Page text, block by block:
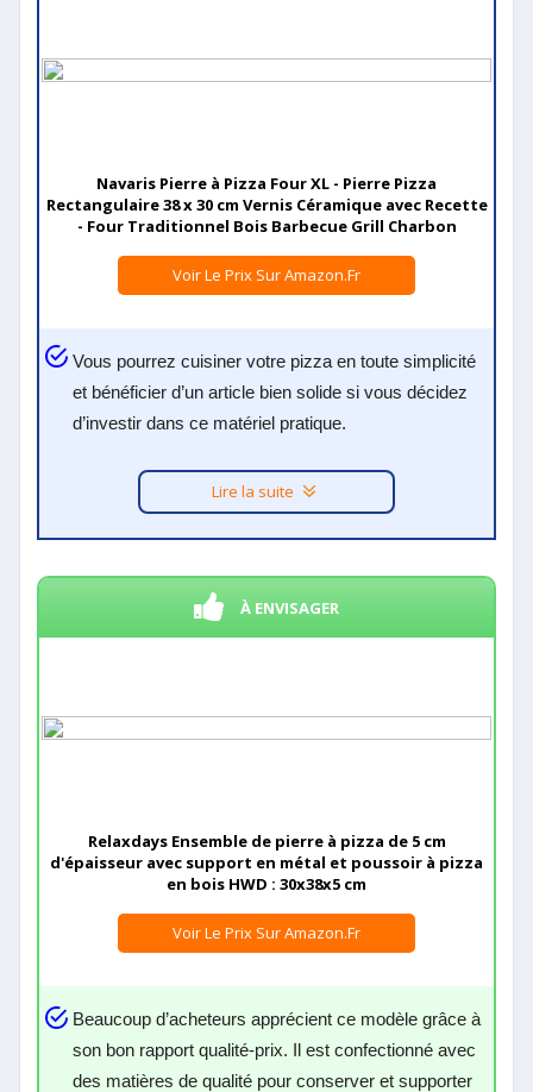
Navaris Pierre à Pizza Four XL - Pierre Pizza
Rectangulaire 38 x 30 cm Vernis Céramique avec Recette
- Four Traditionnel Bois Barbecue Grill Charbon
Voir Le Prix Sur Amazon.fr
Vous pourrez cuisiner votre pizza en toute simplicité
et bénéficier d’un article bien solide si vous décidez
d’investir dans ce matériel pratique.
Lire la suite
À ENVISAGER
Relaxdays Ensemble de pierre à pizza de 5 cm
d'épaisseur avec support en métal et poussoir à pizza
en bois HWD : 30x38x5 cm
Voir Le Prix Sur Amazon.fr
Beaucoup d’acheteurs apprécient ce modèle grâce à
son bon rapport qualité-prix. Il est confectionné avec
des matières de qualité pour conserver et supporter